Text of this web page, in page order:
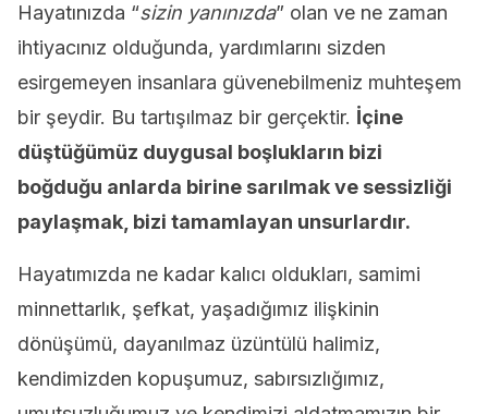
Hayatınızda “sizin yanınızda” olan ve ne zaman
ihtiyacınız olduğunda, yardımlarını sizden
esirgemeyen insanlara güvenebilmeniz muhteşem
bir şeydir. Bu tartışılmaz bir gerçektir. İçine
düştüğümüz duygusal boşlukların bizi
boğduğu anlarda birine sarılmak ve sessizliği
paylaşmak, bizi tamamlayan unsurlardır.
Hayatımızda ne kadar kalıcı oldukları, samimi
minnettarlık, şefkat, yaşadığımız ilişkinin
dönüşümü, dayanılmaz üzüntülü halimiz,
kendimizden kopuşumuz, sabırsızlığımız,